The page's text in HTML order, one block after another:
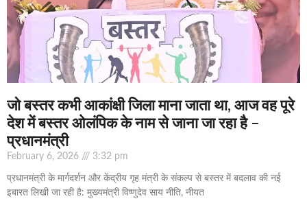
जो बस्तर कभी आकांक्षी जिला माना जाता था, आज वह पूरे
देश में बस्तर ओलंपिक के नाम से जाना जा रहा है –
प्रधानमंत्री
February 6, 2026 3:32 pm
प्रधानमंत्री के मार्गदर्शन और केंद्रीय गृह मंत्री के संकल्प से बस्तर में बदलाव की नई
इबारत लिखी जा रही है: मुख्यमंत्री विष्णुदेव साय नीति, नीयत